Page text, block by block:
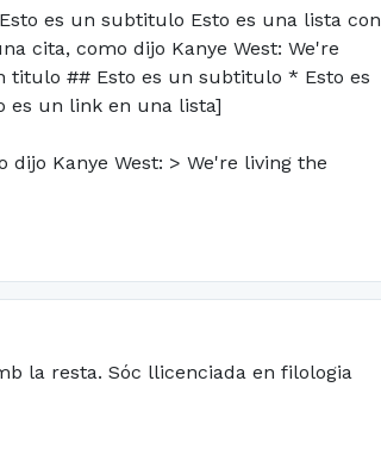
es un subtitulo Esto es una lista con
cita, como dijo Kanye West: We're
titulo ## Esto es un subtitulo * Esto es
es un link en una lista]
dijo Kanye West: > We're living the
la resta. Sóc llicenciada en filologia